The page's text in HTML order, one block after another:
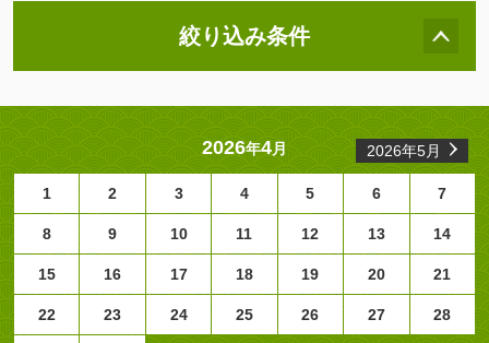
絞り込み条件
2026年4月 2026年5月
1 2 3 4 5 6 7
8 9 10 11 12 13 14
15 16 17 18 19 20 21
22 23 24 25 26 27 28